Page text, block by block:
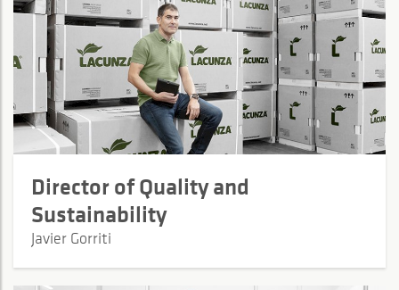
Director of Quality and
Sustainability
Javier Gorriti